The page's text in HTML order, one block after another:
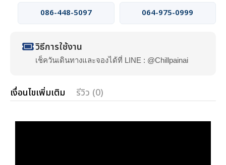
086-448-5097 064-975-0999
วิธีการใช้งาน
เช็ควันเดินทางและจองได้ที่ LINE : @Chillpainai
เงื่อนไขเพิ่มเติม รีวิว (0)